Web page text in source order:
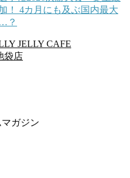
！ 4カ月にも及ぶ国内最大
？
ガジン